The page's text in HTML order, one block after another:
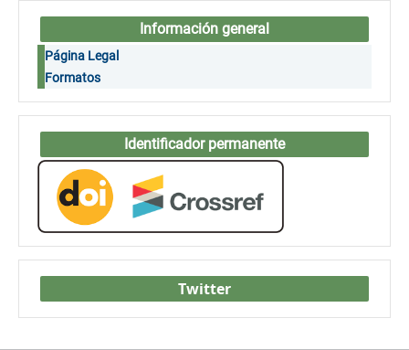
Información general
Página Legal
Formatos
Identificador permanente
Twitter